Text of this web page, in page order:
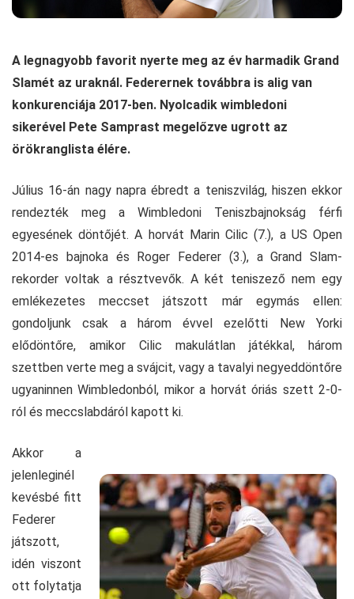
A legnagyobb favorit nyerte meg az év harmadik Grand
Slamét az uraknál. Federernek továbbra is alig van
konkurenciája 2017-ben. Nyolcadik wimbledoni
sikerével Pete Samprast megelőzve ugrott az
örökranglista élére.
Július 16-án nagy napra ébredt a teniszvilág, hiszen ekkor
rendezték meg a Wimbledoni Teniszbajnokság férfi
egyesének döntőjét. A horvát Marin Cilic (7.), a US Open
2014-es bajnoka és Roger Federer (3.), a Grand Slam-
rekorder voltak a résztvevők. A két teniszező nem egy
emlékezetes meccset játszott már egymás ellen:
gondoljunk csak a három évvel ezelőtti New Yorki
elődöntőre, amikor Cilic makulátlan játékkal, három
szettben verte meg a svájcit, vagy a tavalyi negyeddöntőre
ugyaninnen Wimbledonból, mikor a horvát óriás szett 2-0-
ról és meccslabdáról kapott ki.
Akkor a
jelenleginél
kevésbé fitt
Federer
játszott,
idén viszont
ott folytatja